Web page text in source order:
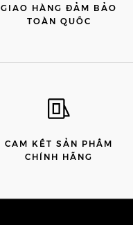
GIAO HÀNG ĐẢM BẢO
TOÀN QUỐC
CAM KẾT SẢN PHẨM
CHÍNH HÃNG